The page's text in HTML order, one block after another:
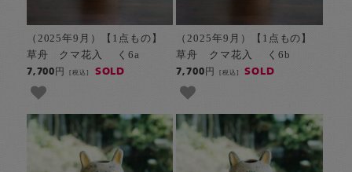
（2025年9月）【1点もの】
草舟 クマ花入 く6a
7,700円[税込] SOLD
（2025年9月）【1点もの】
草舟 クマ花入 く6b
7,700円 [税込] SOLD